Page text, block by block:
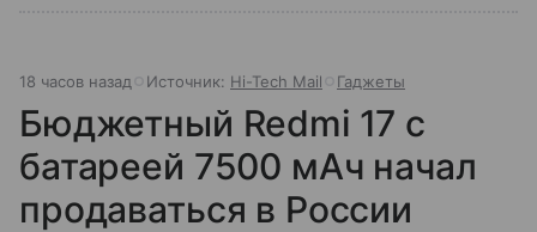
18 часов назад Источник: Hi-Tech Mail Гаджеты
Бюджетный Redmi 17 с
батареей 7500 мАч начал
продаваться в России